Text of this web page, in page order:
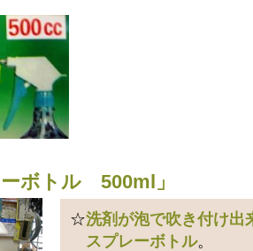
ボトル 500ml 」
☆洗剤が泡で吹き付け出
スプレーボトル。